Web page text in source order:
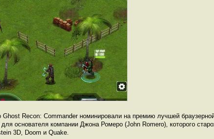
Recon: Commander номинировали на премию лучшей
основателя компании Джона Ромеро (John Romero), которого
3D, Doom и Quake.